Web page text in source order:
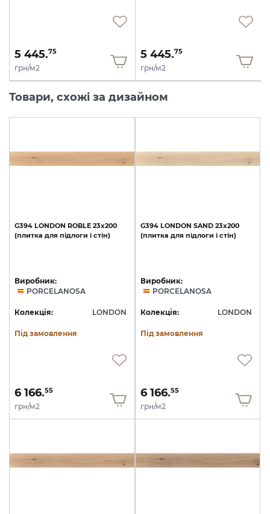
5 445.75
грн/м2
5 445.75
грн/м2
Товари, схожі за дизайном
G394 LONDON ROBLE 23x200
(плитка для підлоги і стін)
Виробник:
PORCELANOSA
Колекція: LONDON
Під замовлення
6 166.55
грн/м2
G394 LONDON SAND 23x200
(плитка для підлоги і стін)
Виробник:
PORCELANOSA
Колекція: LONDON
Під замовлення
6 166.55
грн/м2